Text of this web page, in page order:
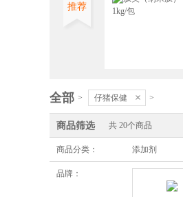
推荐
全部 > 仔猪保健 × >
商品筛选 共 20个商品
商品分类： 添加剂
品牌：